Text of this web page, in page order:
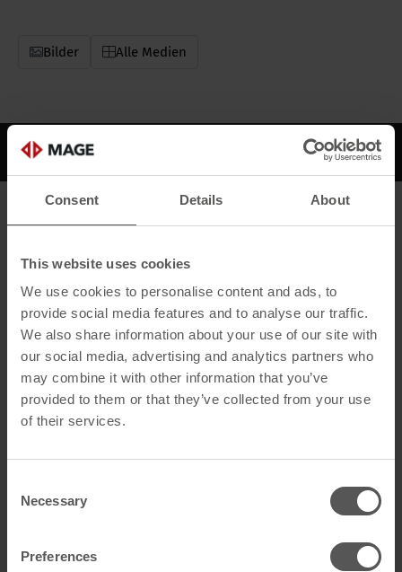
Consent Details About
This website uses cookies
We use cookies to personalise content and ads, to
provide social media features and to analyse our traffic.
We also share information about your use of our site with
our social media, advertising and analytics partners who
may combine it with other information that you’ve
provided to them or that they’ve collected from your use
of their services.
Selection
Necessary
Preferences
Bilder Alle Medien
Beschreibung
Beschreibung
Allgemein
Produktname
Sicherheitsdachhaken zum
Einhängen TYP A
anthrazitgrau
GTIN 4262556350626
Artikelart
Farbe